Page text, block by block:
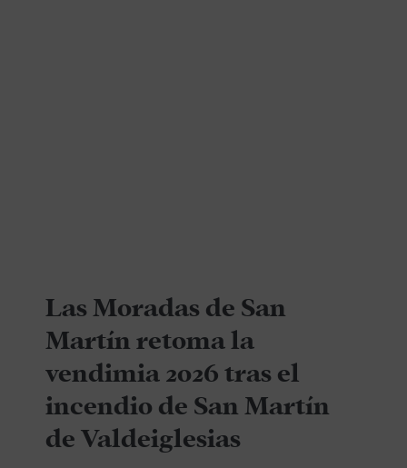
Las Moradas de San
Martín retoma la
vendimia 2026 tras el
incendio de San Martín
de Valdeiglesias